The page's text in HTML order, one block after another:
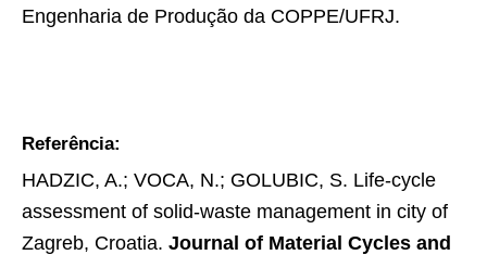
Engenharia de Produção da COPPE/UFRJ.
Referência:
HADZIC, A.; VOCA, N.; GOLUBIC, S. Life-cycle
assessment of solid-waste management in city of
Zagreb, Croatia. Journal of Material Cycles and